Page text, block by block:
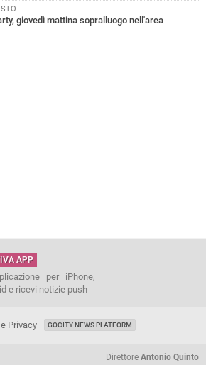
giovedì mattina sopralluogo nell'area
APP
per iPhone,
e ricevi notizie push
Privacy GOCITY NEWS PLATFORM
Direttore Antonio Quinto